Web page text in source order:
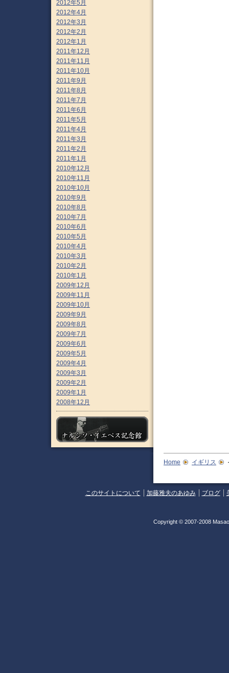
2012年5月
2012年4月
2012年3月
2012年2月
2012年1月
2011年12月
2011年11月
2011年10月
2011年9月
2011年8月
2011年7月
2011年6月
2011年5月
2011年4月
2011年3月
2011年2月
2011年1月
2010年12月
2010年11月
2010年10月
2010年9月
2010年8月
2010年7月
2010年6月
2010年5月
2010年4月
2010年3月
2010年2月
2010年1月
2009年12月
2009年11月
2009年10月
2009年9月
2009年8月
2009年7月
2009年6月
2009年5月
2009年4月
2009年3月
2009年2月
2009年1月
2008年12月
Home イギリス
このサイトについて 加藤雅夫のあゆみ ブログ
Copyright © 2007-2008